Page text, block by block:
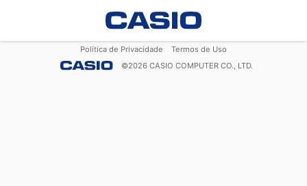
Política de Privacidade
Termos de Uso
©2026 CASIO COMPUTER CO., LTD.